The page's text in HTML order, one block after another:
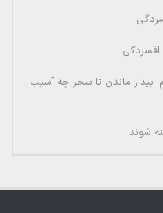
افسردگی
بیدار ماندن تا سحر چه آسیب
شوند